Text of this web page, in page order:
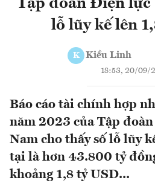
Tập đoàn Điện lực
lỗ lũy kế lên
K Kiều Linh
18:53, 20/09/
Báo cáo tài chính hợp
năm 2023 của Tập
Nam cho thấy số lỗ lũy
tại là hơn 43.800 tỷ
khoảng 1,8 tỷ USD...